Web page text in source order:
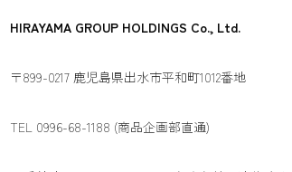
HIRAYAMA GROUP HOLDINGS Co., Ltd.
〒899-0217 鹿児島県出水市平和町1012番地
TEL 0996-68-1188 (商品企画部直通)